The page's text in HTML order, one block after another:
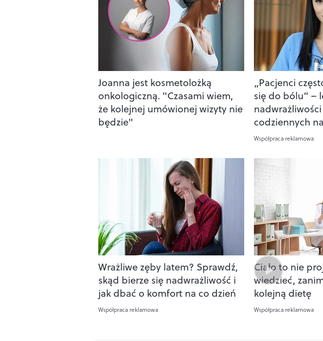
Joanna jest kosmetolożką
onkologiczną. "Czasami wiem,
że kolejnej umówionej wizyty nie
będzie"
„Pacjenci
się do bólu” –
codziennych
Współpraca reklamowa
Wrażliwe zęby latem? Sprawdź,
skąd bierze się nadwrażliwość i
jak dbać o komfort na co dzień
Współpraca reklamowa
Ciało to nie
wiedzieć,
kolejną dietę
Współpraca reklamowa